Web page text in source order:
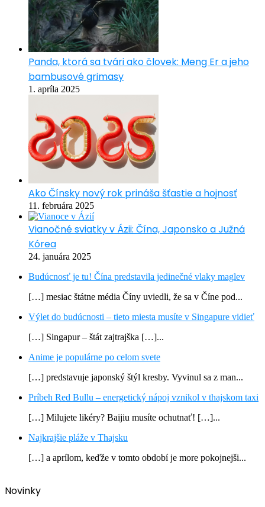
Panda, ktorá sa tvári ako človek: Meng Er a jeho
bambusové grimasy
1. apríla 2025
Ako Čínsky nový rok prináša šťastie a hojnosť
11. februára 2025
Vianočné sviatky v Ázii: Čína, Japonsko a Južná
Kórea
24. januára 2025
Budúcnosť je tu! Čína predstavila jedinečné vlaky maglev
[…] mesiac štátne média Číny uviedli, že sa v Číne pod...
Výlet do budúcnosti – tieto miesta musíte v Singapure vidieť
[…] Singapur – štát zajtrajška […]...
Anime je populárne po celom svete
[…] predstavuje japonský štýl kresby. Vyvinul sa z man...
Príbeh Red Bullu – energetický nápoj vznikol v thajskom taxi
[…] Milujete likéry? Baijiu musíte ochutnať! […]...
Najkrajšie pláže v Thajsku
[…] a aprílom, keďže v tomto období je more pokojnejši...
Novinky